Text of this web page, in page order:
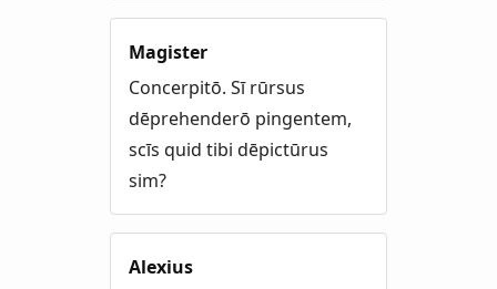
Magister
Concerpitō. Sī rūrsus
dēprehenderō pingentem,
scīs quid tibi dēpictūrus
sim?
Alexius